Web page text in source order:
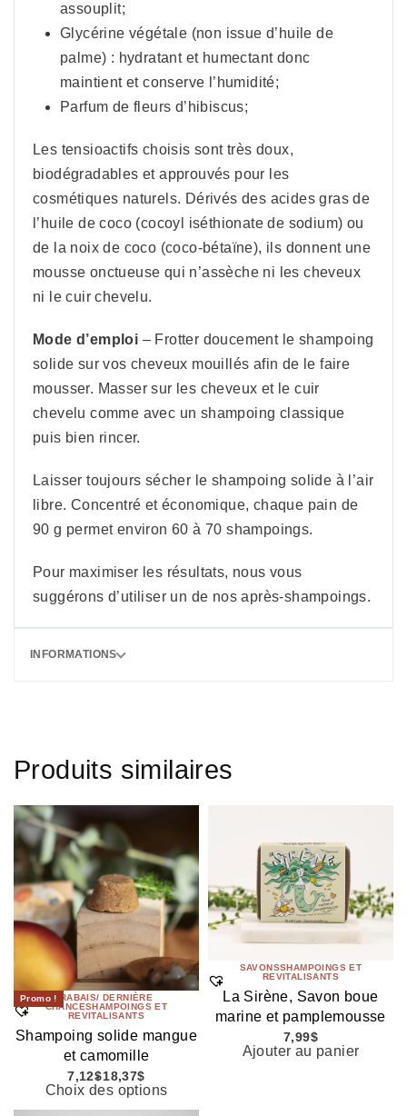
assouplit;
Glycérine végétale (non issue d’huile de
palme) : hydratant et humectant donc
maintient et conserve l’humidité;
Parfum de fleurs d’hibiscus;
Les tensioactifs choisis sont très doux,
biodégradables et approuvés pour les
cosmétiques naturels. Dérivés des acides gras de
l’huile de coco (cocoyl iséthionate de sodium) ou
de la noix de coco (coco-bétaïne), ils donnent une
mousse onctueuse qui n’assèche ni les cheveux
ni le cuir chevelu.
Mode d’emploi – Frotter doucement le shampoing
solide sur vos cheveux mouillés afin de le faire
mousser. Masser sur les cheveux et le cuir
chevelu comme avec un shampoing classique
puis bien rincer.
Laisser toujours sécher le shampoing solide à l’air
libre. Concentré et économique, chaque pain de
90 g permet environ 60 à 70 shampoings.
Pour maximiser les résultats, nous vous
suggérons d’utiliser un de nos après-shampoings.
INFORMATIONS
Produits similaires
Promo !
RABAIS/ DERNIÈRE
CHANCESHAMPOINGS ET
REVITALISANTS
Shampoing solide mangue
et camomille
7,12$18,37$
Choix des options
SAVONSSHAMPOINGS ET
REVITALISANTS
La Sirène, Savon boue
marine et pamplemousse
7,99$
Ajouter au panier